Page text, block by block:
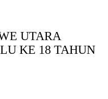
UTARA
KE 18 TAHUN